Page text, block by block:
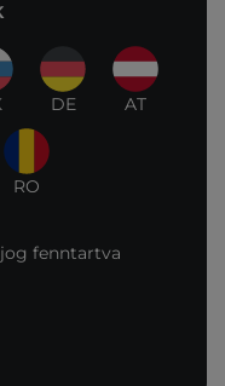
DE AT
RO
fenntartva